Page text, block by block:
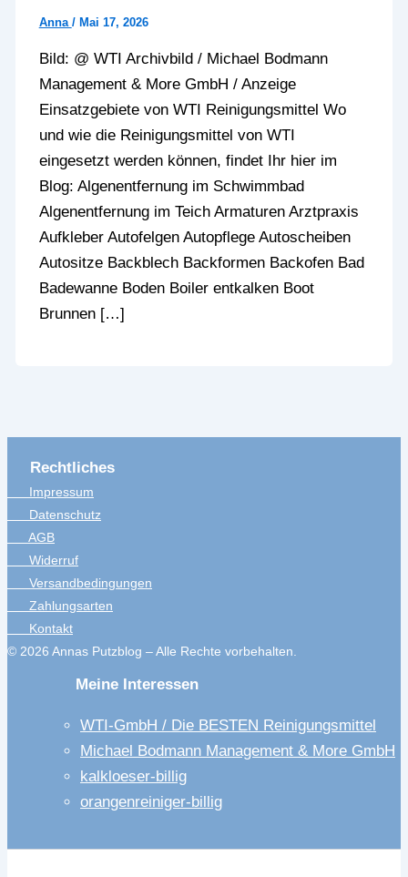
Anna / Mai 17, 2026
Bild: @ WTI Archivbild / Michael Bodmann
Management & More GmbH / Anzeige
Einsatzgebiete von WTI Reinigungsmittel Wo
und wie die Reinigungsmittel von WTI
eingesetzt werden können, findet Ihr hier im
Blog: Algenentfernung im Schwimmbad
Algenentfernung im Teich Armaturen Arztpraxis
Aufkleber Autofelgen Autopflege Autoscheiben
Autositze Backblech Backformen Backofen Bad
Badewanne Boden Boiler entkalken Boot
Brunnen […]
Rechtliches
Impressum
Datenschutz
AGB
Widerruf
Versandbedingungen
Zahlungsarten
Kontakt
© 2026 Annas Putzblog – Alle Rechte vorbehalten.
Meine Interessen
WTI-GmbH / Die BESTEN Reinigungsmittel
Michael Bodmann Management & More GmbH
kalkloeser-billig
orangenreiniger-billig